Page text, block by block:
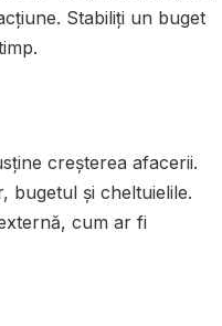
Stabiliți un buget
creșterea afacerii.
bugetul și cheltuielile.
cum ar fi